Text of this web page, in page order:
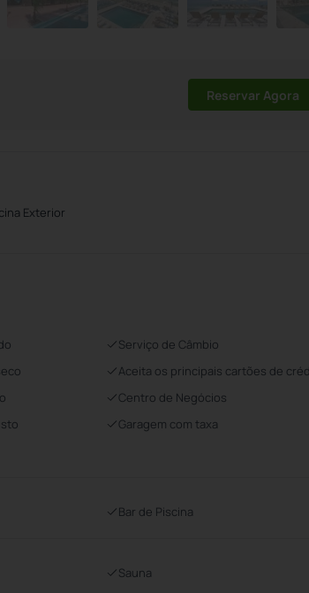
Reservar Agora
Exterior
Serviço de Câmbio
Aceita os principais cartões de
Centro de Negócios
Garagem com taxa
Bar de Piscina
Sauna